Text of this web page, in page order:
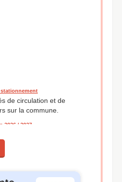
de circulation et de
sur la commune.
2026 / 2027
et Cartes Grises
vous pouvez